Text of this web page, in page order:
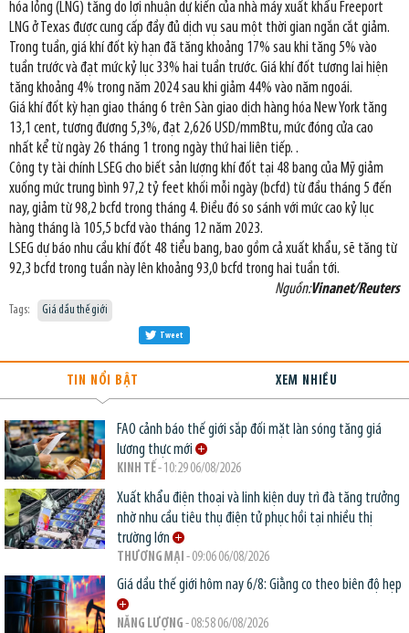
hóa lỏng (LNG) tăng do lợi nhuận dự kiến của nhà máy xuất khẩu Freeport
LNG ở Texas được cung cấp đầy đủ dịch vụ sau một thời gian ngắn cắt giảm.
Trong tuần, giá khí đốt kỳ hạn đã tăng khoảng 17% sau khi tăng 5% vào
tuần trước và đạt mức kỷ lục 33% hai tuần trước. Giá khí đốt tương lai hiện
tăng khoảng 4% trong năm 2024 sau khi giảm 44% vào năm ngoái.
Giá khí đốt kỳ hạn giao tháng 6 trên Sàn giao dịch hàng hóa New York tăng
13,1 cent, tương đương 5,3%, đạt 2,626 USD/mmBtu, mức đóng cửa cao
nhất kể từ ngày 26 tháng 1 trong ngày thứ hai liên tiếp. .
Công ty tài chính LSEG cho biết sản lượng khí đốt tại 48 bang của Mỹ giảm
xuống mức trung bình 97,2 tỷ feet khối mỗi ngày (bcfd) từ đầu tháng 5 đến
nay, giảm từ 98,2 bcfd trong tháng 4. Điều đó so sánh với mức cao kỷ lục
hàng tháng là 105,5 bcfd vào tháng 12 năm 2023.
LSEG dự báo nhu cầu khí đốt 48 tiểu bang, bao gồm cả xuất khẩu, sẽ tăng từ
92,3 bcfd trong tuần này lên khoảng 93,0 bcfd trong hai tuần tới.
Nguồn:Vinanet/Reuters
Tags: Giá dầu thế giới
Tweet
TIN NỔI BẬT XEM NHIỀU
FAO cảnh báo thế giới sắp đối mặt làn sóng tăng giá
lương thực mới
KINH TẾ- 10:29 06/08/2026
Xuất khẩu điện thoại và linh kiện duy trì đà tăng trưởng
nhờ nhu cầu tiêu thụ điện tử phục hồi tại nhiều thị
trường lớn
THƯƠNG MẠI - 09:06 06/08/2026
Giá dầu thế giới hôm nay 6/8: Giằng co theo biên độ hẹp
NĂNG LƯỢNG - 08:58 06/08/2026